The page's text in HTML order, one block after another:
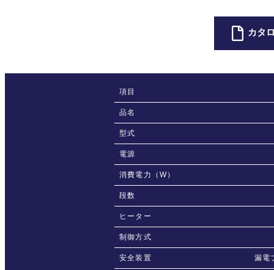
カタ
項目
品名
型式
電源
消費電力（W）
段数
ヒーター
制御方式
安全装置 漏電